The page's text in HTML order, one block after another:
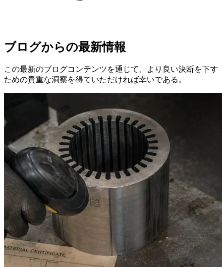
ブログからの最新情報
この最新のブログコンテンツを通じて、より良い決断を下す
ための貴重な洞察を得ていただければ幸いである。